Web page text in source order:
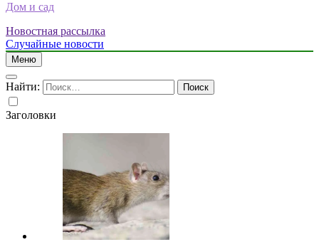
Дом и сад
Новостная рассылка
Случайные новости
Меню
Найти:
Заголовки